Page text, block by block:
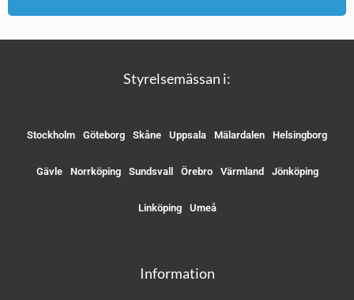
Styrelsemässan i:
Stockholm Göteborg Skåne Uppsala Mälardalen Helsingborg
Gävle Norrköping Sundsvall Örebro Värmland Jönköping
Linköping Umeå
Information